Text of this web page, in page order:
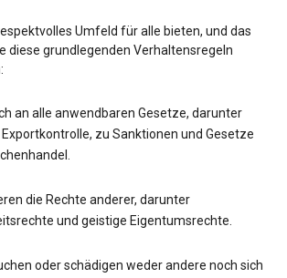
Umfeld für alle bieten, und das
diese grundlegenden Verhaltensregeln
an alle anwendbaren Gesetze, darunter
zu Sanktionen und Gesetze
die Rechte anderer, darunter
und geistige Eigentumsrechte.
oder schädigen weder andere noch sich